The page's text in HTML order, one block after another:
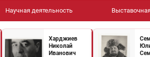
Научная деятельность
Харджиев
Николай
Иванович